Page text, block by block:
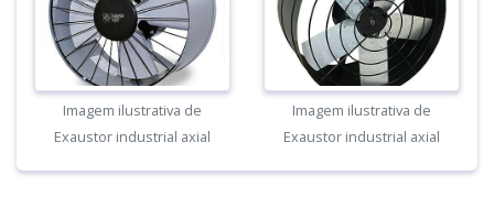
Imagem ilustrativa de
Exaustor industrial axial
Imagem ilustrativa de
Exaustor industrial axial